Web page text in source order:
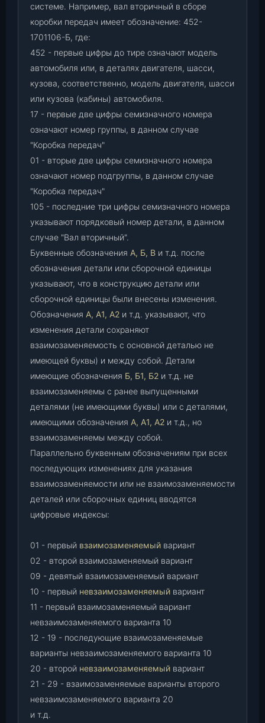
системе. Например, вал вторичный в сборе
коробки передач имеет обозначение: 452-
1701106-Б, где:
452 - первые цифры до тире означают модель
автомобиля или, в деталях двигателя, шасси,
кузова, соответственно, модель двигателя, шасси
или кузова (кабины) автомобиля.
17 - первые две цифры семизначного номера
означают номер группы, в данном случае
"Коробка передач"
01 - вторые две цифры семизначного номера
означают номер подгруппы, в данном случае
"Коробка передач"
105 - последние три цифры семизначного номера
указывают порядковый номер детали, в данном
случае "Вал вторичный".
Буквенные обозначения А, Б, В и т.д. после
обозначения детали или сборочной единицы
указывают, что в конструкцию детали или
сборочной единицы были внесены изменения.
Обозначения А, А1, А2 и т.д. указывают, что
изменения детали сохраняют
взаимозаменяемость с основной деталью не
имеющей буквы) и между собой. Детали
имеющие обозначения Б, Б1, Б2 и т.д. не
взаимозаменяемы с ранее выпущенными
деталями (не имеющими буквы) или с деталями,
имеющими обозначения А, А1, А2 и т.д., но
взаимозаменяемы между собой.
Параллельно буквенным обозначениям при всех
последующих изменениях для указания
взаимозаменяемости или не взаимозаменяемости
деталей или сборочных единиц вводятся
цифровые индексы:
01 - первый взаимозаменяемый вариант
02 - второй взаимозаменяемый вариант
09 - девятый взаимозаменяемый вариант
10 - первый невзаимозаменяемый вариант
11 - первый взаимозаменяемый вариант
невзаимозаменяемого варианта 10
12 - 19 - последующие взаимозаменяемые
варианты невзаимозаменяемого варианта 10
20 - второй невзаимозаменяемый вариант
21 - 29 - взаимозаменяемые варианты второго
невзаимозаменяемого варианта 20
и т.д.